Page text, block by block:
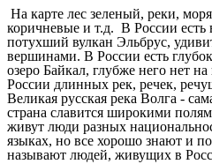
На карте лес зеленый, реки,
коричневые и т.д. В России
потухший вулкан Эльбрус,
вершинами. В России есть
озеро Байкал, глубже него нет
России длинных рек, речек,
Великая русская река Волга -
страна славится широкими
живут люди разных
языках, но все хорошо знают и
называют людей, живущих в